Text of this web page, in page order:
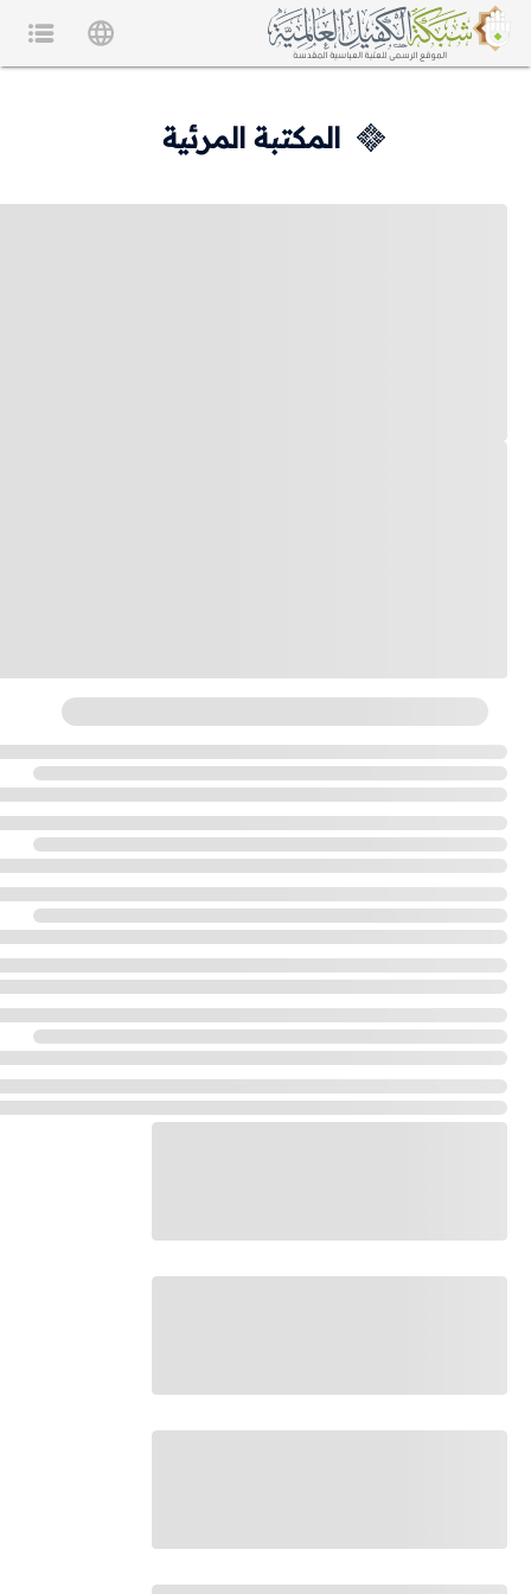
المكتبة المرئية